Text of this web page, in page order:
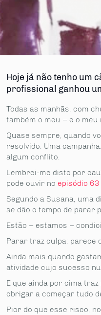
Hoje já não tenho um
profissional ganhou
Todas as manhãs, com
também o meu – e o meu
Quase sempre, quando
resolvido. Uma
algum conflito.
Lembrei-me disto por
pode ouvir no episódio 63
Segundo a Susana, uma
se dão o tempo de parar
Estão – estamos –
Parar traz culpa: parece
Ainda mais quando
atividade cujo sucesso
E que ainda por cima
obrigar a começar tudo
Pior do que esse risco,